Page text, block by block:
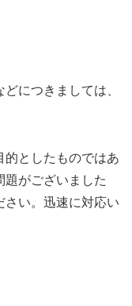
につきましては、
的としたものではあ
題がございました
さい。迅速に対応い